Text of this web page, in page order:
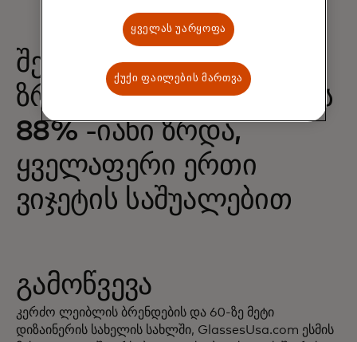
შესყიდვების 68% -იანი
ზრდა და შემოსავლების
88% -იანი ზრდა,
ყველაფერი ერთი
ვიჯეტის საშუალებით
გამოწვევა
კერძო ლეიბლის ბრენდების და 60-ზე მეტი
დიზაინერის სახელის სახლში, GlassesUsa.com ესმის
ყველას უარყოფა
ქუქი ფაილების მართვა